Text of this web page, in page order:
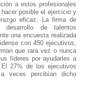
a estos profesionales
posible el ejercicio y
eficaz. La firma de
desarrollo de talentos
una encuesta realizada
con 450 ejecutivos,
que rara vez o nunca
líderes por ayudarles a
27% de los ejecutivos
veces percibían dicho